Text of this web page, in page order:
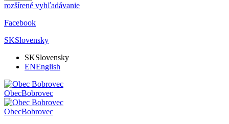
rozšírené vyhľadávanie
Facebook
SKSlovensky
SKSlovensky
ENEnglish
ObecBobrovec
ObecBobrovec